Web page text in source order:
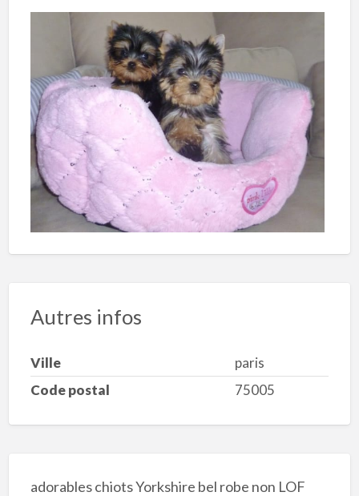
Autres infos
Ville
paris
Code postal
75005
adorables chiots Yorkshire bel robe non LOF